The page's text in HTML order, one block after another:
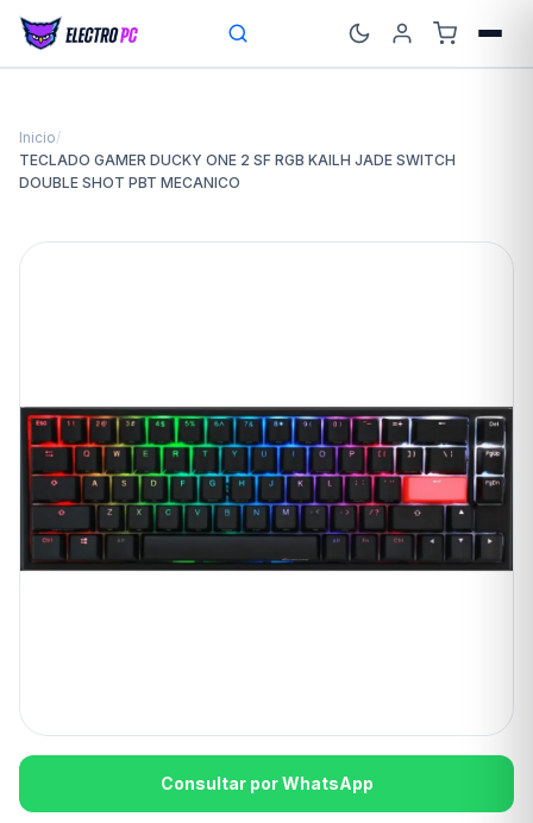
Inicio/
TECLADO GAMER DUCKY ONE 2 SF RGB KAILH JADE SWITCH
DOUBLE SHOT PBT MECANICO
Consultar por WhatsApp